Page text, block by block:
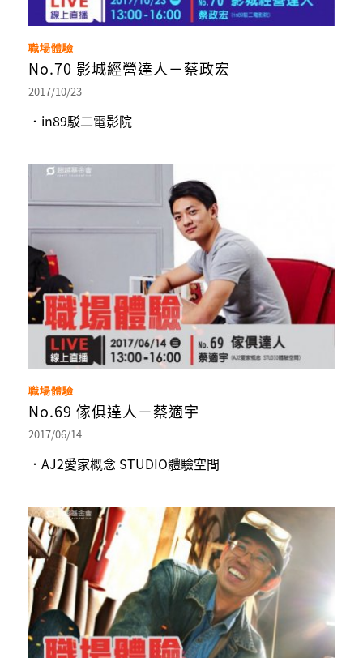
職場體驗
No.70 影城經營達人－蔡政宏
2017/10/23
．in89駁二電影院
職場體驗
No.69 傢俱達人－蔡適宇
2017/06/14
．AJ2愛家概念 STUDIO體驗空間